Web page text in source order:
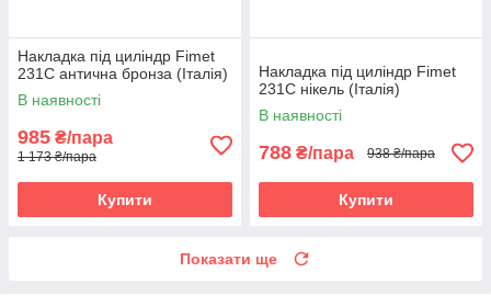
Накладка під циліндр Fimet
231C антична бронза (Італія)
В наявності
985 ₴/пара
1 173 ₴/пара
Купити
Накладка під циліндр Fimet
231C нікель (Італія)
В наявності
788 ₴/пара 938 ₴/пара
Купити
Показати ще